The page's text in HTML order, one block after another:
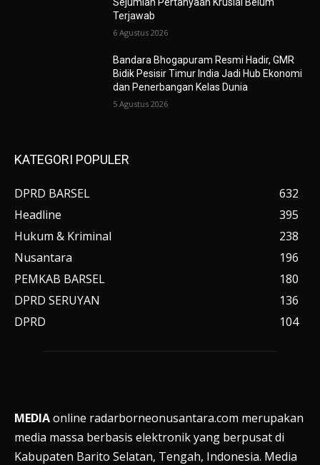
Terjawab
6 Agustus 2026
Bandara Bhogapuram Resmi Hadir, GMR
Bidik Pesisir Timur India Jadi Hub Ekonomi
dan Penerbangan Kelas Dunia
5 Agustus 2026
KATEGORI POPULER
DPRD BARSEL
632
Headline
395
Hukum & Kriminal
238
Nusantara
196
PEMKAB BARSEL
180
DPRD SERUYAN
136
DPRD
104
MEDIAonline radarborneonusantara.com merupakan
media massa berbasis elektronik yang berpusat di
Kabupaten Barito Selatan, Tengah, Indonesia. Media